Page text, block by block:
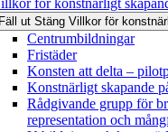
för konstnärligt
Fäll ut Stäng Villkor för
Centrumbildningar
Fristäder
Konsten att delta –
Konstnärligt skapande
Rådgivande grupp för
representation och